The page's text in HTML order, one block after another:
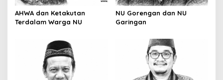
AHWA dan Ketakutan
Terdalam Warga NU
NU Gorengan dan NU
Garingan